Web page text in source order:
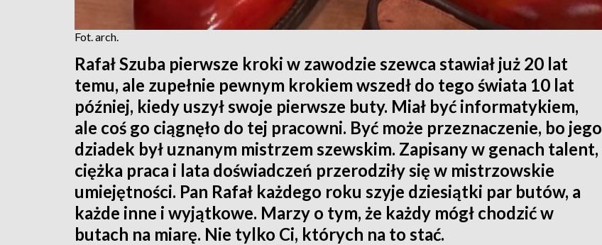
Fot. arch.
Rafał Szuba pierwsze kroki w zawodzie szewca stawiał już 20 lat
temu, ale zupełnie pewnym krokiem wszedł do tego świata 10 lat
później, kiedy uszył swoje pierwsze buty. Miał być informatykiem,
ale coś go ciągnęło do tej pracowni. Być może przeznaczenie, bo jego
dziadek był uznanym mistrzem szewskim. Zapisany w genach talent,
ciężka praca i lata doświadczeń przerodziły się w mistrzowskie
umiejętności. Pan Rafał każdego roku szyje dziesiątki par butów, a
każde inne i wyjątkowe. Marzy o tym, że każdy mógł chodzić w
butach na miarę. Nie tylko Ci, których na to stać.